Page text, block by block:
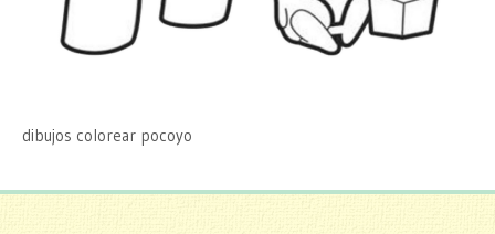
dibujos colorear pocoyo